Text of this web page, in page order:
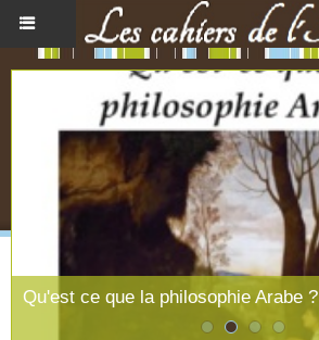
Qu'est ce que la philosophie Arabe ?